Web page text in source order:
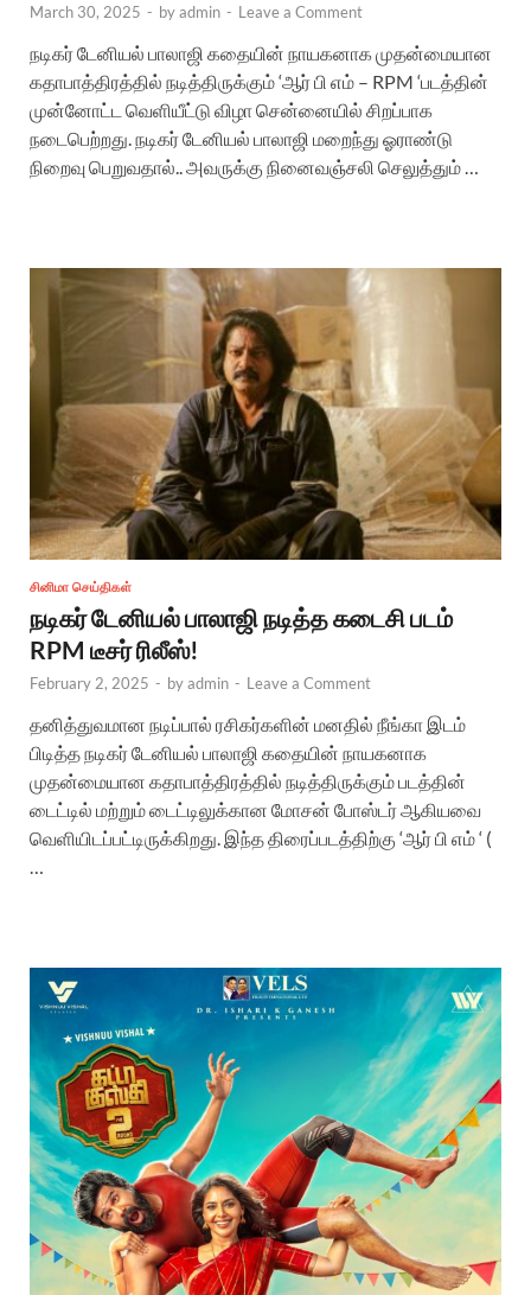
March 30, 2025 - byadmin - Leave a Comment
நடிகர் டேனியல் பாலாஜி கதையின் நாயகனாக முதன்மையான
கதாபாத்திரத்தில் நடித்திருக்கும் ‘ஆர் பி எம் – RPM ‘படத்தின்
முன்னோட்ட வெளியீட்டு விழா சென்னையில் சிறப்பாக
நடைபெற்றது. நடிகர் டேனியல் பாலாஜி மறைந்து ஓராண்டு
நிறைவு பெறுவதால்.. அவருக்கு நினைவஞ்சலி செலுத்தும் …
சினிமா செய்திகள்
நடிகர் டேனியல் பாலாஜி நடித்த கடைசி படம்
RPM டீசர் ரிலீஸ்!
February 2, 2025 - byadmin - Leave a Comment
தனித்துவமான நடிப்பால் ரசிகர்களின் மனதில் நீங்கா இடம்
பிடித்த நடிகர் டேனியல் பாலாஜி கதையின் நாயகனாக
முதன்மையான கதாபாத்திரத்தில் நடித்திருக்கும் படத்தின்
டைட்டில் மற்றும் டைட்டிலுக்கான மோசன் போஸ்டர் ஆகியவை
வெளியிடப்பட்டிருக்கிறது. இந்த திரைப்படத்திற்கு ‘ஆர் பி எம் ‘ (